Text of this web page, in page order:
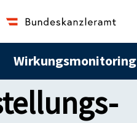
Wirkungsmonitoring